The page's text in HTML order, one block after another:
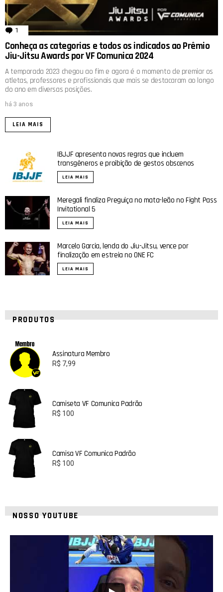
1 comentário
Conheça as categorias e todos os indicados ao Prêmio
Jiu-Jitsu Awards por VF Comunica 2024
A temporada 2023 chegou ao fim e agora é o momento de premiar os
atletas, professores e profissionais que mais se destacaram ao longo
do ano em diversas posições.
há 3 anos
LEIA MAIS
IBJJF apresenta novas regras que incluem
transgêneros e proibição de gestos obscenos
LEIA MAIS
Meregali finaliza Preguiça no mata-leão no Fight Pass
Invitational 5
LEIA MAIS
Marcelo Garcia, lenda do Jiu-Jitsu, vence por
finalização em estreia no ONE FC
LEIA MAIS
PRODUTOS
Assinatura Membro
R$ 7,99
Camiseta VF Comunica Padrão
R$ 100
Camisa VF Comunica Padrão
R$ 100
NOSSO YOUTUBE